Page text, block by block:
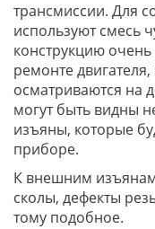
трансмиссии. Для
используют смесь
конструкцию
ремонте
осматриваются на
могут быть видны
изъяны, которые
приборе.
К внешним
сколы, дефекты
тому подобное.